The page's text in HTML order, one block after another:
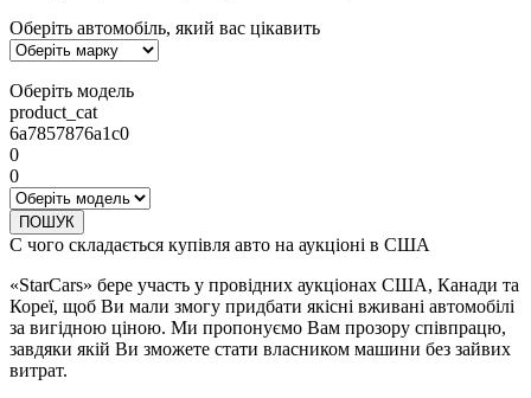
Оберіть автомобіль, який вас цікавить
Оберіть модель
product_cat
6a7857876a1c0
0
0
ПОШУК
С чого складається купівля авто на аукціоні в США
«StarCars» бере участь у провідних аукціонах США, Канади та
Кореї, щоб Ви мали змогу придбати якісні вживані автомобілі
за вигідною ціною. Ми пропонуємо Вам прозору співпрацю,
завдяки якій Ви зможете стати власником машини без зайвих
витрат.